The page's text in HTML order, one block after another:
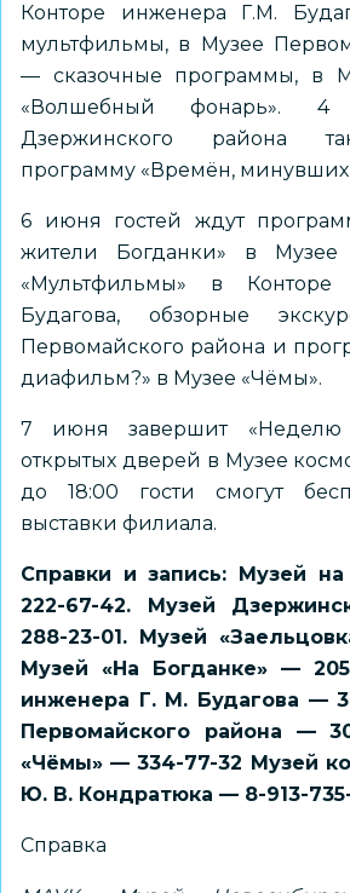
Конторе инженера Г.М.
мультфильмы, в Музее
— сказочные программы, в
«Волшебный фонарь».
Дзержинского района
программу «Времён,
6 июня гостей ждут
жители Богданки» в Музее
«Мультфильмы» в
Будагова, обзорные
Первомайского района и
диафильм?» в Музее «Чёмы».
7 июня завершит «Неделю
открытых дверей в Музее
до 18:00 гости смогут
выставки филиала.
Справки и запись: Музей
222-67-42. Музей
288-23-01. Музей
Музей «На Богданке» —
инженера Г. М. Будагова —
Первомайского района —
«Чёмы» — 334-77-32 Музей
Ю. В. Кондратюка — 8-913-
Справка